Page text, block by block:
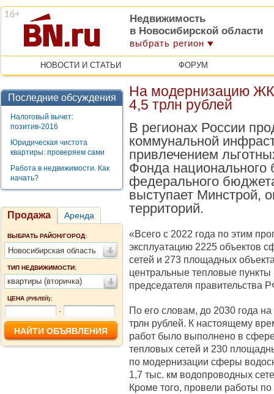
Недвижимость
в Новосибирской области
выбрать регион
НОВОСТИ И СТАТЬИ ФОРУМ
Последние обсуждения
Налоговый вычет:
позитив-2016
Юридическая чистота
квартиры: проверяем сами
Работа в недвижимости. Как
начать?
Продажа Аренда
ВЫБРАТЬ РАЙОН/ГОРОД:
Новосибирская область
ТИП НЕДВИЖИМОСТИ:
квартиры (вторичка)
ЦЕНА (РУБЛЕЙ):
-
На модернизацию
4,5 трлн рублей
В регионах России
коммунальной
привлечением
Фонда национального
федерального
выступает Минстрой,
территорий.
«Всего с 2022 года по этим
эксплуатацию 2225 объектов
сетей и 273 площадных
центральные тепловые пункты
председателя правительства
По его словам, до 2030 года
трлн рублей. К настоящему
работ было выполнено в
тепловых сетей и 230
по модернизации сферы
1,7 тыс. км водопроводных
Кроме того, провели работы